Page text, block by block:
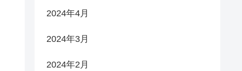
2024年4月
2024年3月
2024年2月